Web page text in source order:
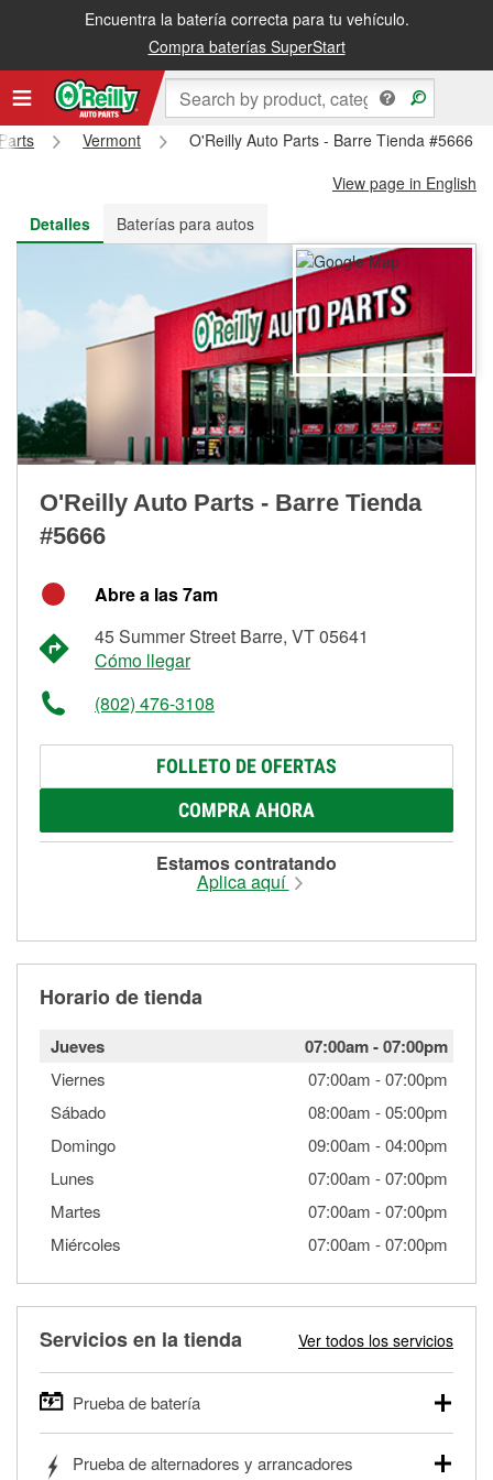
Encuentra la batería correcta para tu vehículo.
Compra baterías SuperStart
Recibe tu orden gratis al día siguiente o recógela en la tienda
Vermont
O'Reilly Auto Parts - Barre Tienda #5666
View page in English
Detalles
Baterías para autos
O'Reilly Auto Parts - Barre Tienda
#5666
Abre a las 7am
45 Summer Street Barre, VT 05641
Cómo llegar
(802) 476-3108
FOLLETO DE OFERTAS
COMPRA AHORA
Estamos contratando
Aplica aquí
Horario de tienda
Jueves 07:00am-07:00pm
Viernes 07:00am -07:00pm
Sábado
08:00am -05:00pm
Domingo
09:00am -04:00pm
Lunes
07:00am -07:00pm
Martes
07:00am -07:00pm
Miércoles
07:00am -07:00pm
Servicios en la tienda Ver todos los servicios
Prueba de batería
autos, camionetas, SUVs, vehículos comerciales y
Prueba de alternadores y arrancadores